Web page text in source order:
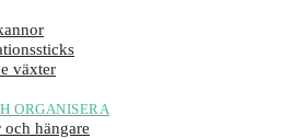
växter
ORGANISERA
hängare